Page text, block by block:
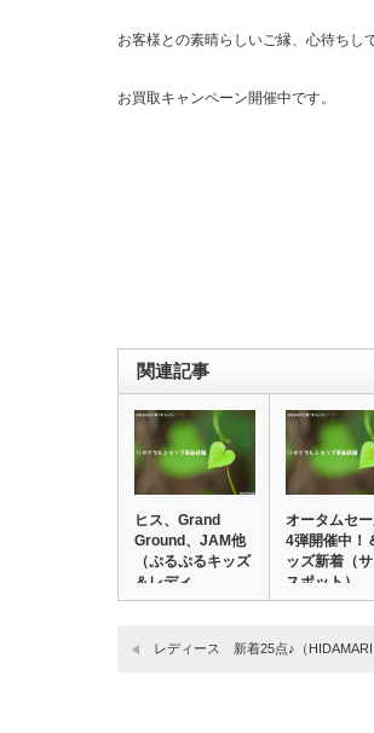
お客様との素晴らしいご縁、心待ちし
お買取キャンペーン開催中です。
関連記事
ヒス、Grand
Ground、JAM他
（ぷるぷるキッズ
＆レディ…
オータムセ
4弾開催中！
ッズ新着（
スポット）
レディース 新着25点♪（HIDAMARI